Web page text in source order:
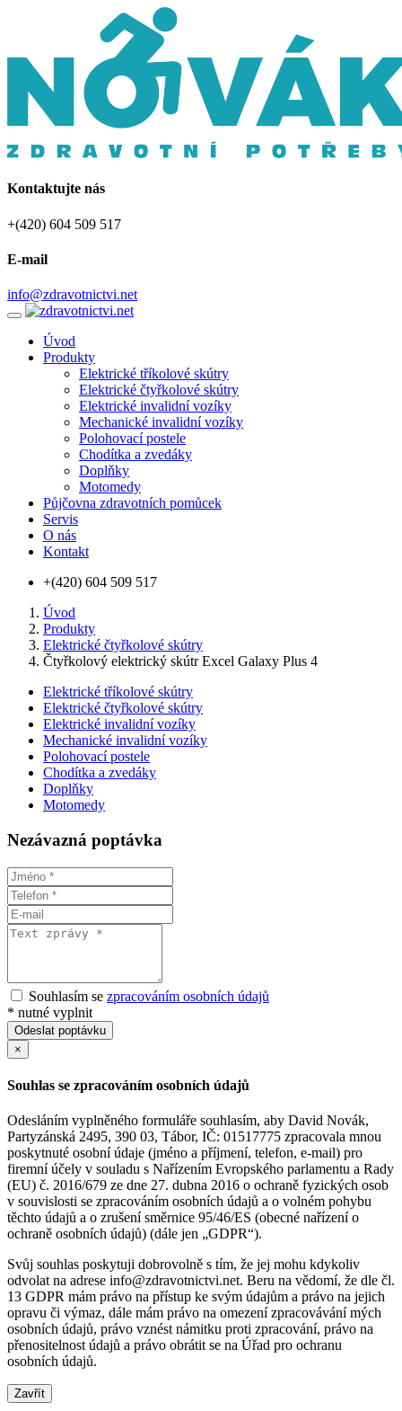
Kontaktujte nás
+(420) 604 509 517
E-mail
info@zdravotnictvi.net
Úvod
Produkty
Elektrické tříkolové skútry
Elektrické čtyřkolové skútry
Elektrické invalidní vozíky
Mechanické invalidní vozíky
Polohovací postele
Chodítka a zvedáky
Doplňky
Motomedy
Půjčovna zdravotních pomůcek
Servis
O nás
Kontakt
+(420) 604 509 517
Úvod
Produkty
Elektrické čtyřkolové skútry
Čtyřkolový elektrický skútr Excel Galaxy Plus 4
Elektrické tříkolové skútry
Elektrické čtyřkolové skútry
Elektrické invalidní vozíky
Mechanické invalidní vozíky
Polohovací postele
Chodítka a zvedáky
Doplňky
Motomedy
Nezávazná poptávka
Souhlasím se zpracováním osobních údajů
* nutné vyplnit
Odeslat poptávku
×
Souhlas se zpracováním osobních údajů
Odesláním vyplněného formuláře souhlasím, aby David Novák,
Partyzánská 2495, 390 03, Tábor, IČ: 01517775 zpracovala mnou
poskytnuté osobní údaje (jméno a příjmení, telefon, e-mail) pro
firemní účely v souladu s Nařízením Evropského parlamentu a Rady
(EU) č. 2016/679 ze dne 27. dubna 2016 o ochraně fyzických osob
v souvislosti se zpracováním osobních údajů a o volném pohybu
těchto údajů a o zrušení směrnice 95/46/ES (obecné nařízení o
ochraně osobních údajů) (dále jen „GDPR“).
Svůj souhlas poskytuji dobrovolně s tím, že jej mohu kdykoliv
odvolat na adrese info@zdravotnictvi.net. Beru na vědomí, že dle čl.
13 GDPR mám právo na přístup ke svým údajům a právo na jejich
opravu či výmaz, dále mám právo na omezení zpracovávání mých
osobních údajů, právo vznést námitku proti zpracování, právo na
přenositelnost údajů a právo obrátit se na Úřad pro ochranu
osobních údajů.
Zavřít